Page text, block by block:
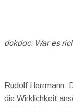
dokdoc: War es
Rudolf Herrmann:
die Wirklichkeit